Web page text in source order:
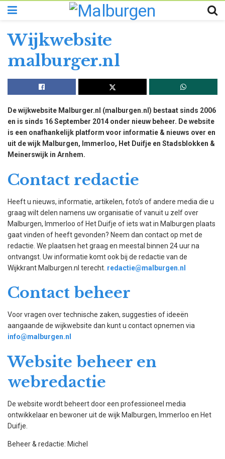
Wijkwebsite
malburger.nl
De wijkwebsite Malburger.nl (malburgen.nl) bestaat sinds 2006
en is sinds 16 September 2014 onder nieuw beheer. De website
is een onafhankelijk platform voor informatie & nieuws over en
uit de wijk Malburgen, Immerloo, Het Duifje en Stadsblokken &
Meinerswijk in Arnhem.
Contact redactie
Heeft u nieuws, informatie, artikelen, foto’s of andere media die u
graag wilt delen namens uw organisatie of vanuit u zelf over
Malburgen, Immerloo of Het Duifje of iets wat in Malburgen plaats
gaat vinden of heeft gevonden? Neem dan contact op met de
redactie. We plaatsen het graag en meestal binnen 24 uur na
ontvangst. Uw informatie komt ook bij de redactie van de
Wijkkrant Malburgen.nl terecht. redactie@malburgen.nl
Contact beheer
Voor vragen over technische zaken, suggesties of ideeën
aangaande de wijkwebsite dan kunt u contact opnemen via
info@malburgen.nl
Website beheer en
webredactie
De website wordt beheert door een professioneel media
ontwikkelaar en bewoner uit de wijk Malburgen, Immerloo en Het
Duifje.
Beheer & redactie: Michel